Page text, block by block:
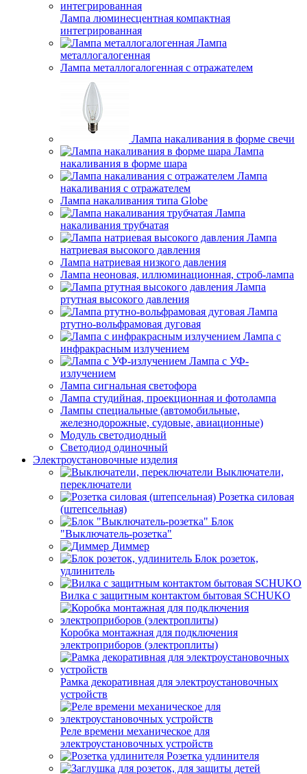
Лампа люминесцентная компактная
интегрированная
Лампа
металлогалогенная
Лампа металлогалогенная с отражателем
Лампа накаливания в форме свечи
Лампа
накаливания в форме шара
Лампа
накаливания с отражателем
Лампа накаливания типа Globe
Лампа
накаливания трубчатая
Лампа
натриевая высокого давления
Лампа натриевая низкого давления
Лампа неоновая, иллюминационная, строб-лампа
Лампа
ртутная высокого давления
Лампа
ртутно-вольфрамовая дуговая
Лампа с
инфракрасным излучением
Лампа с УФ-
излучением
Лампа сигнальная светофора
Лампа студийная, проекционная и фотолампа
Лампы специальные (автомобильные,
железнодорожные, судовые, авиационные)
Модуль светодиодный
Светодиод одиночный
Электроустановочные изделия
Выключатели,
переключатели
Розетка силовая
(штепсельная)
Блок
"Выключатель-розетка"
Диммер
Блок розеток,
удлинитель
Вилка с защитным контактом бытовая SCHUKO
Коробка монтажная для подключения
электроприборов (электроплиты)
Рамка декоративная для электроустановочных
устройств
Реле времени механическое для
электроустановочных устройств
Розетка удлинителя